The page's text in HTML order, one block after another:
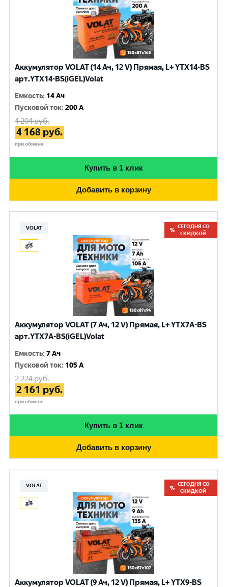
Аккумулятор VOLAT (14 Ач, 12 V) Прямая, L+ YTX14-BS
арт.YTX14-BS(iGEL)Volat
Емкость: 14 Ач
Пусковой ток:200 A
4 294руб.
4 168 руб.
при обмене
Купить в 1 клик
Добавить в корзину
VOLAT
СЕГОДНЯ СО
СКИДКОЙ
Аккумулятор VOLAT (7 Ач, 12 V) Прямая, L+ YTX7A-BS
арт.YTX7A-BS(iGEL)Volat
Емкость:7 Ач
Пусковой ток: 105 A
2 224руб.
2 161 руб.
при обмене
Купить в 1 клик
Добавить в корзину
VOLAT
СЕГОДНЯ СО
СКИДКОЙ
Аккумулятор VOLAT (9 Ач, 12 V) Прямая, L+ YTX9-BS